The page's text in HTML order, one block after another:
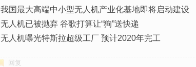
我国最大高端中小型无人机产业化基地即将启动建设
无人机已被抛弃 谷歌打算让“狗”送快递
无人机曝光特斯拉超级工厂 预计2020年完工
回复